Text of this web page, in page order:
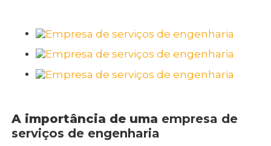
A importância de uma empresa de
serviços de engenharia